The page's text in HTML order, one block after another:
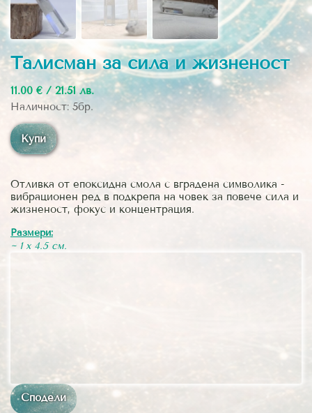
Талисман за сила и жизненост
11.00 € / 21.51 лв.
Наличност: 5бр.
Купи
Отливка от епоксидна смола с вградена символика -
вибрационен ред в подкрепа на човек за повече сила и
жизненост, фокус и концентрация.
Размери:
~ 1 х 4.5 см.
Сподели